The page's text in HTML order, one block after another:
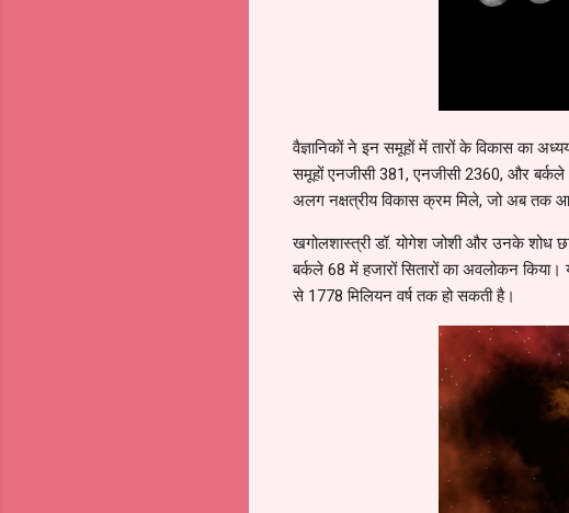
वैज्ञानिकों ने इन समूहों में तारों के विकास का
समूहों एनजीसी 381, एनजीसी 2360, और
अलग नक्षत्रीय विकास क्रम मिले, जो अब
खगोलशास्त्री डॉ. योगेश जोशी और उनके शोध
बर्कले 68 में हजारों सितारों का अवलोकन
से 1778 मिलियन वर्ष तक हो सकती है।